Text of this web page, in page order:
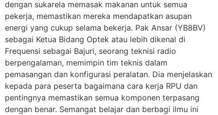
dengan sukarela memasak makanan untuk semua
pekerja, memastikan mereka mendapatkan asupan
energi yang cukup selama bekerja. Pak Ansar (YB8BV)
sebagai Ketua Bidang Optek atau lebih dikenal di
Frequensi sebagai Bajuri, seorang teknisi radio
berpengalaman, memimpin tim teknis dalam
pemasangan dan konfigurasi peralatan. Dia menjelaskan
kepada para peserta bagaimana cara kerja RPU dan
pentingnya memastikan semua komponen terpasang
dengan benar. Semangat belajar dan berbagi ilmu ini